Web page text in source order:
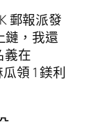
郵報派發
鏈，我還
義在
領 1 鎂利